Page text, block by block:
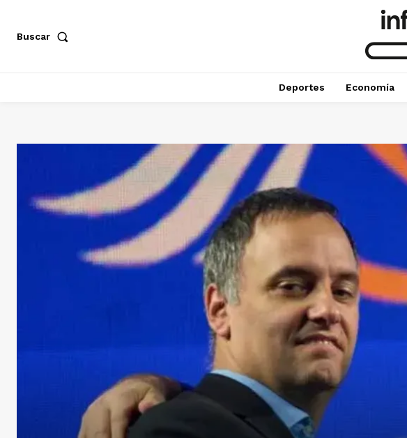
Buscar
Deportes Economía